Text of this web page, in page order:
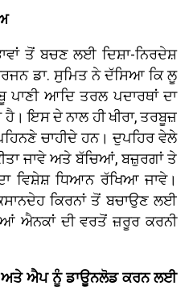
ਤੋਂ ਬਚਣ ਲਈ ਦਿਸ਼ਾ-ਨਿਰਦੇਸ਼
ਡਾ. ਸੁਮਿਤ ਨੇ ਦੱਸਿਆ ਕਿ ਲੂ
ਪਾਣੀ ਆਦਿ ਤਰਲ ਪਦਾਰਥਾਂ ਦਾ
ਹੈ। ਇਸ ਦੇ ਨਾਲ ਹੀ ਖੀਰਾ, ਤਰਬੂਜ਼
ਚਾਹੀਦੇ ਹਨ। ਦੁਪਹਿਰ ਵੇਲੇ
ਜਾਵੇ ਅਤੇ ਬੱਚਿਆਂ, ਬਜ਼ੁਰਗਾਂ ਤੇ
ਵਿਸ਼ੇਸ਼ ਧਿਆਨ ਰੱਖਿਆ ਜਾਵੇ।
ਕਿਰਨਾਂ ਤੋਂ ਬਚਾਉਣ ਲਈ
ਐਨਕਾਂ ਦੀ ਵਰਤੋਂ ਜ਼ਰੂਰ ਕਰਨੀ
ਅਤੇ ਐਪ ਨੂੰ ਡਾਊਨਲੋਡ ਕਰਨ ਲਈ